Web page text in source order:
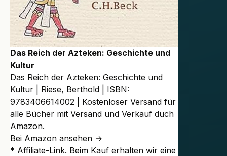
Das Reich der Azteken: Geschichte und
Kultur
Das Reich der Azteken: Geschichte und
Kultur | Riese, Berthold | ISBN:
9783406614002 | Kostenloser Versand für
alle Bücher mit Versand und Verkauf duch
Amazon.
Bei Amazon ansehen →
* Affiliate-Link. Beim Kauf erhalten wir eine